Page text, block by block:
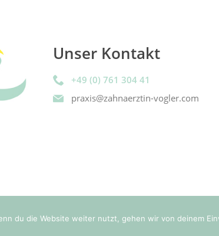
Unser Kontakt
+49 (0) 761 304 41
praxis@zahnaerztin-vogler.com
Datenschutz
du die Website weiter nutzt, gehen wir von deinem